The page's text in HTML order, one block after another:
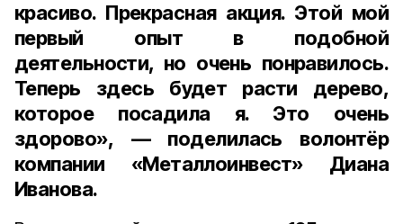
красиво. Прекрасная акция. Этой мой
первый опыт в подобной
деятельности, но очень понравилось.
Теперь здесь будет расти дерево,
которое посадила я. Это очень
здорово», — поделилась волонтёр
компании «Металлоинвест» Диана
Иванова.